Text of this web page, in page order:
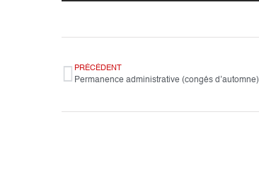
PRÉCÉDENT
Permanence administrative (congés d’automne)